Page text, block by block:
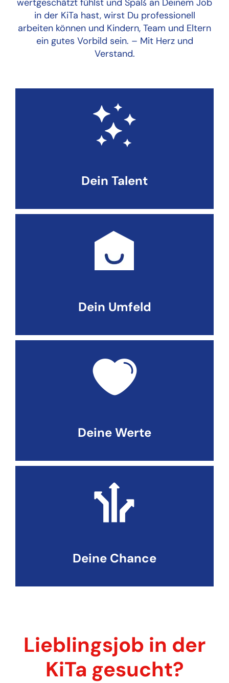
wertgeschätzt fühlst und Spaß an Deinem Job
in der KiTa hast, wirst Du professionell
arbeiten können und Kindern, Team und Eltern
ein gutes Vorbild sein. – Mit Herz und
Verstand.
Dein Talent
Dein Umfeld
Deine Werte
Deine Chance
Lieblingsjob in der
KiTa gesucht?